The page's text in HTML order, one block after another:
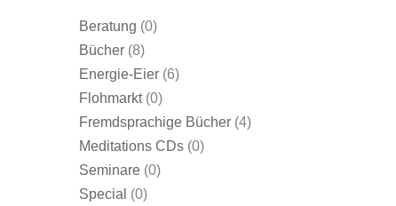
Beratung (0)
Bücher (8)
Energie-Eier (6)
Flohmarkt (0)
Fremdsprachige Bücher (4)
Meditations CDs (0)
Seminare (0)
Special (0)